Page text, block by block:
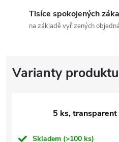
Tisíce spokojených
na základě vyřizených
5 ks, transparent
Skladem (>100 ks)